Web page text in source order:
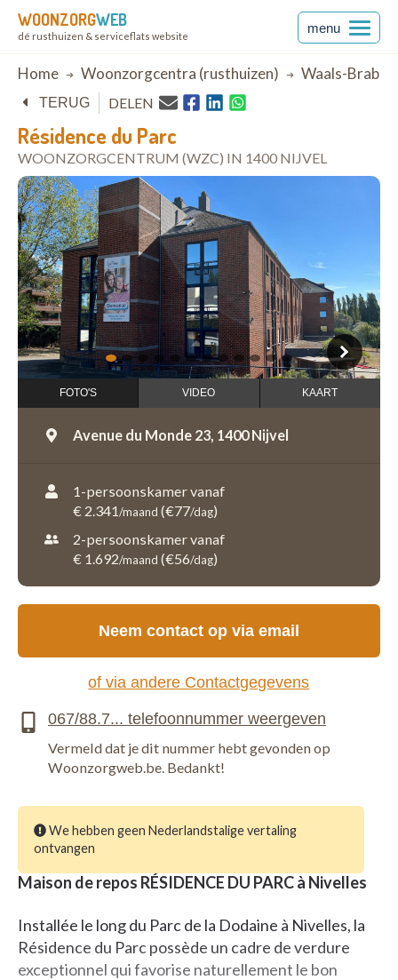
WOONZORGWEB
dé rusthuizen & serviceflats website
menu
Breadcrumb
Home Woonzorgcentra (rusthuizen) Waals-
Résidence du Parc
WOONZORGCENTRUM (WZC) IN 1400 NIJVEL
TERUG DELEN
1 2 3 4 5 6 7 8 9 101112
open in Google Maps
FOTO'S VIDEO KAART
Avenue du Monde 23, 1400 Nijvel
1-persoonskamer vanaf
€ 2.341/maand (€77/dag)
2-persoonskamer vanaf
€ 1.692/maand (€56/dag)
We hebben geen Nederlandstalige vertaling
ontvangen
Maison de repos RÉSIDENCE DU PARC à Nivelles
Installée le long du Parc de la Dodaine à Nivelles, la
Résidence du Parc possède un cadre de verdure
exceptionnel qui favorise naturellement le bon
Neem contact op via email
of via andere Contactgegevens
Vermeld dat je dit nummer hebt gevonden op
Woonzorgweb.be. Bedankt!